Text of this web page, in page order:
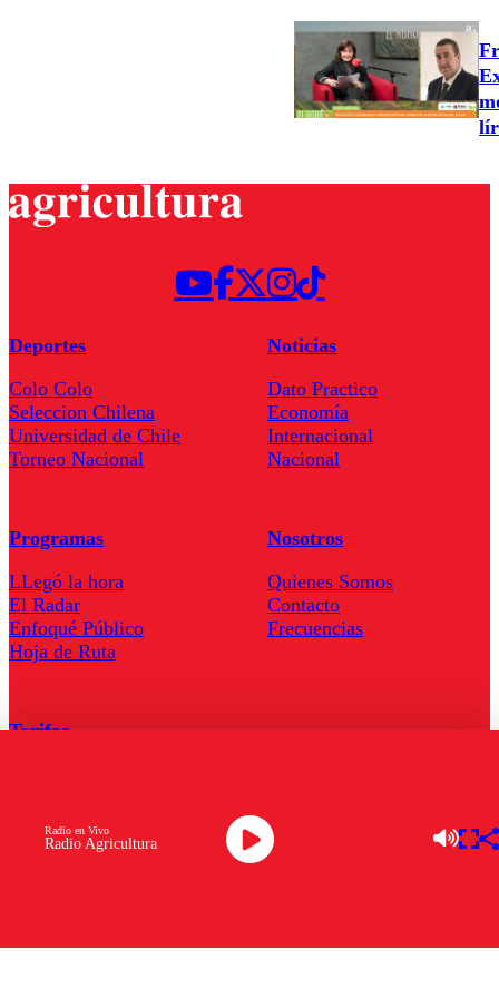
Radio Agricultura
Radio en Vivo
Deportes
Colo Colo
Seleccion Chilena
Universidad de Chile
Torneo Nacional
Noticias
Dato Practico
Economía
Internacional
Nacional
Programas
LLegó la hora
El Radar
Enfoqué Público
Hoja de Ruta
Nosotros
Quienes Somos
Contacto
Frecuencias
Tarifas
Descarga la APP